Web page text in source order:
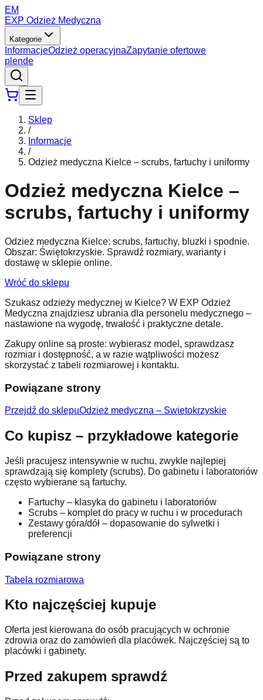
EM
EXP Odzież Medyczna
Kategorie
InformacjeOdzież operacyjnaZapytanie ofertowe
pl ende
Sklep
/
Informacje
/
Odzież medyczna Kielce – scrubs, fartuchy i uniformy
Odzież medyczna Kielce –
scrubs, fartuchy i uniformy
Odzież medyczna Kielce: scrubs, fartuchy, bluzki i spodnie.
Obszar: Świętokrzyskie. Sprawdź rozmiary, warianty i
dostawę w sklepie online.
Wróć do sklepu
Szukasz odzieży medycznej w Kielce? W EXP Odzież
Medyczna znajdziesz ubrania dla personelu medycznego –
nastawione na wygodę, trwałość i praktyczne detale.
Zakupy online są proste: wybierasz model, sprawdzasz
rozmiar i dostępność, a w razie wątpliwości możesz
skorzystać z tabeli rozmiarowej i kontaktu.
Powiązane strony
Przejdź do sklepuOdzież medyczna – Swietokrzyskie
Co kupisz – przykładowe kategorie
Jeśli pracujesz intensywnie w ruchu, zwykle najlepiej
sprawdzają się komplety (scrubs). Do gabinetu i laboratoriów
często wybierane są fartuchy.
Fartuchy – klasyka do gabinetu i laboratoriów
Scrubs – komplet do pracy w ruchu i w procedurach
Zestawy góra/dół – dopasowanie do sylwetki i
preferencji
Powiązane strony
Tabela rozmiarowa
Kto najczęściej kupuje
Oferta jest kierowana do osób pracujących w ochronie
zdrowia oraz do zamówień dla placówek. Najczęściej są to
placówki i gabinety.
Przed zakupem sprawdź